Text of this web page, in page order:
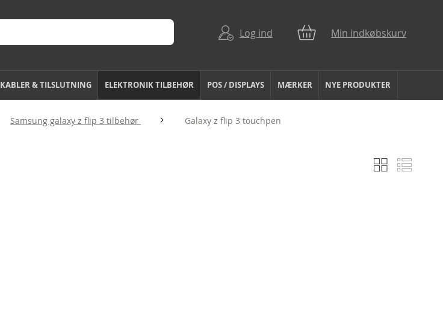
Log ind Min indkøbskurv
KABLER & TILSLUTNING ELEKTRONIK TILBEHØR POS / DISPLAYS MÆRKER NYE PRODUKTER
Samsung galaxy z flip 3 tilbehør Galaxy z flip 3 touchpen
Vis
som
GitterListe